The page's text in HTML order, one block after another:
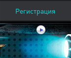
Регистрация